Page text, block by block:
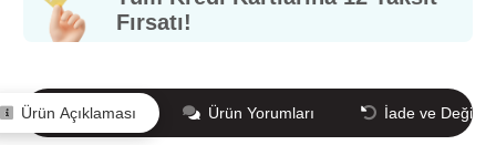
Fırsatı!
Ürün Açıklaması Ürün Yorumları İade ve Değişim